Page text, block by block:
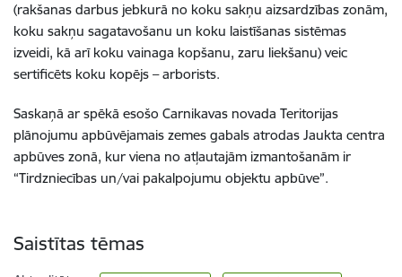
(rakšanas darbus jebkurā no koku sakņu aizsardzības zonām,
koku sakņu sagatavošanu un koku laistīšanas sistēmas
izveidi, kā arī koku vainaga kopšanu, zaru liekšanu) veic
sertificēts koku kopējs – arborists.
Saskaņā ar spēkā esošo Carnikavas novada Teritorijas
plānojumu apbūvējamais zemes gabals atrodas Jaukta centra
apbūves zonā, kur viena no atļautajām izmantošanām ir
“Tirdzniecības un/vai pakalpojumu objektu apbūve”.
Saistītas tēmas